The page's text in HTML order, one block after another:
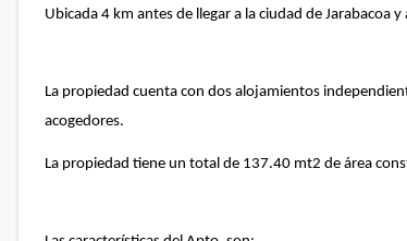
Ubicada 4 km antes de llegar a la ciudad de Jarabacoa
La propiedad cuenta con dos alojamientos
acogedores.
La propiedad tiene un total de 137.40 mt2 de área